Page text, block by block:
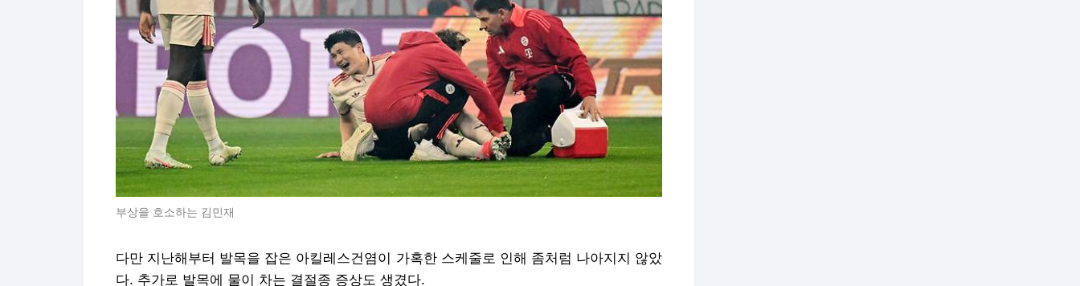
부상을 호소하는 김민재
다만 지난해부터 발목을 잡은 아킬레스건염이 가혹한 스케줄로 인해 좀처럼 나아지지 않았
다. 추가로 발목에 물이 차는 결절종 증상도 생겼다.